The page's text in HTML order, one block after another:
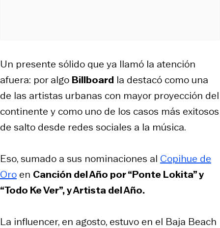
Un presente sólido que ya llamó la atención
afuera: por algo Billboard la destacó como una
de las artistas urbanas con mayor proyección del
continente y como uno de los casos más exitosos
de salto desde redes sociales a la música.
Eso, sumado a sus nominaciones al Copihue de
Oro en Canción del Año por “Ponte Lokita” y
“Todo Ke Ver”, y Artista del Año.
La influencer, en agosto, estuvo en el Baja Beach